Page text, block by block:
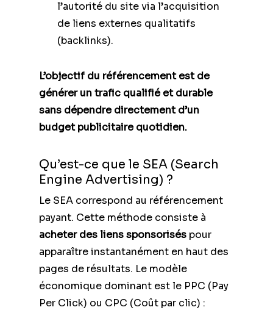
l’autorité du site via l’acquisition
de liens externes qualitatifs
(backlinks).
L’objectif du référencement est de
générer un trafic qualifié et durable
sans dépendre directement d’un
budget publicitaire quotidien.
Qu’est-ce que le SEA (Search
Engine Advertising) ?
Le SEA correspond au référencement
payant. Cette méthode consiste à
acheter des liens sponsorisés pour
apparaître instantanément en haut des
pages de résultats. Le modèle
économique dominant est le PPC (Pay
Per Click) ou CPC (Coût par clic) :